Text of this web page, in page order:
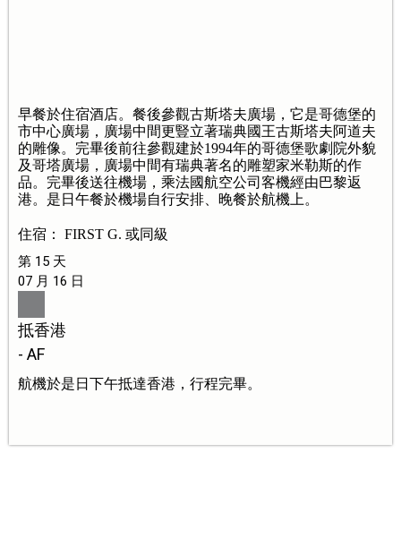
早餐於住宿酒店。餐後參觀古斯塔夫廣場，它是哥德堡的
市中心廣場，廣場中間更豎立著瑞典國王古斯塔夫阿道夫
的雕像。完畢後前往參觀建於1994年的哥德堡歌劇院外貌
及哥塔廣場，廣場中間有瑞典著名的雕塑家米勒斯的作
品。完畢後送往機場，乘法國航空公司客機經由巴黎返
港。是日午餐於機場自行安排、晚餐於航機上。
住宿： FIRST G. 或同級
第 15 天
07 月 16 日
抵香港
- AF
航機於是日下午抵達香港，行程完畢。